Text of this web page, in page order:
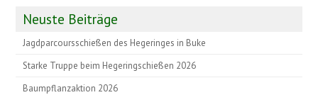
Neuste Beiträge
Jagdparcoursschießen des Hegeringes in Buke
Starke Truppe beim Hegeringschießen 2026
Baumpflanzaktion 2026